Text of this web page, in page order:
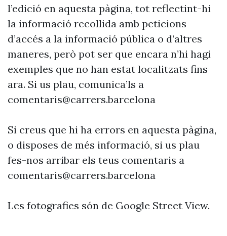
l’edició en aquesta pàgina, tot reflectint-hi
la informació recollida amb peticions
d’accés a la informació pública o d’altres
maneres, però pot ser que encara n’hi hagi
exemples que no han estat localitzats fins
ara. Si us plau, comunica’ls a
comentaris@carrers.barcelona
Si creus que hi ha errors en aquesta pàgina,
o disposes de més informació, si us plau
fes-nos arribar els teus comentaris a
comentaris@carrers.barcelona
Les fotografies són de Google Street View.